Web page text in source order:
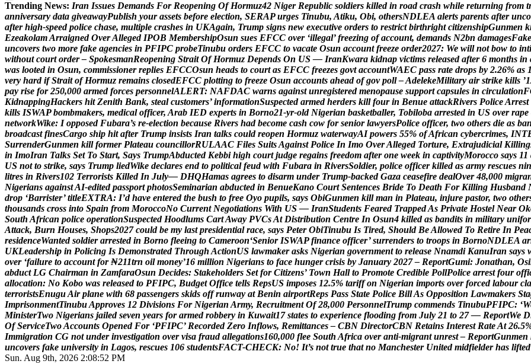
Trending News: Iran Issues Demands For Reopening Of Hormuz42 Niger Republic soldiers killed in road crash while returning from t
anniversary data giveawayPublish your assets before election, SERAP urges Tinubu, Atiku, Obi, othersNDLEA alerts parents after unco
after high-speed police chase, multiple crashes in UKAgain, Trump signs new executive orders to restrict birthright citizenshipGunmen k
EzeakolamArraigned OverAlleged IPOB MembershipOsun sues EFCC over ‘illegal’ freezing of account, demands N2bn damagesFake
uncovers two more fake agencies in PFIPC probeTinubu orders EFCC to vacate Osun account freeze order2027: We will not bow to inti
without court order – SpokesmanReopening Strait Of Hormuz Depends On US — IranKwara kidnap victims released after 6 months in
was looted in Osun, commissioner replies EFCCOsun heads to court as EFCC freezes govt accountWAEC pass rate drops by 2.26% as 1
very hard if Strait of Hormuz remains closedEFCC plotting to freeze Osun accounts ahead of gov poll –AdelekeMilitary air strike kills ’1
pay rise for 250,000 armed forces personnelALERT: NAFDAC warns against unregistered menopause support capsules in circulationF
KidnappingHackers hit Zenith Bank, steal customers’ informationSuspected armed herders kill four in Benue attackRivers PoliceArrest
kills ISWAP bombmakers, medical officer, Arab IED experts in Borno21-yr-old Nigerian basketballer, Tobiloba arrested in US over rape
networkWike: I opposed Fubara’s re-election because Rivers had become cash cow for senior lawyersPolice officer, two others die as ban
broadcast finesCargo ship hit after Trump insists Iran talks could reopen Hormuz waterwayAI powers 55% ofAfrican cybercrimes, INT
SurrenderGunmen kill former Plateau councillorRULAAC Files SuitsAgainst Police In Imo OverAlleged Torture, Extrajudicial Killing
in ImoIran Talks Set To Start, Says TrumpAbducted Kebbi high court judge regains freedom after one week in captivityMorocco says 11
US not to strike, says Trump liedWike declares end to political feud with Fubara in RiversSoldier, police officer killed as army rescues nin
litres in Rivers102 Terrorists Killed In July— DHQHamas agrees to disarm under Trump-backed Gaza ceasefire dealOver 48,000 migra
Nigerians againstAI-edited passport photosSeminarian abducted in BenueKano Court Sentences Bride To Death For Killing Husband
drop ‘Barrister’ titleEXTRA: I’d have entered the bush to free Oyo pupils, says ObiGunmen kill man in Plateau, injure pastor, two other
thousands cross into Spain from MoroccoNo Current Negotiations With US — IranStudents Feared TrappedAs Private Hostel Near Ok
South African police operationSuspected Hoodlums CartAway PVCsAt Distribution Centre In Osun4 killed as bandits in military unifor
Attack, Burn Houses, Shops2027 could be my last presidential race, says Peter ObiTinubu Is Tired, Should BeAllowed To Retire In Pea
residenceWanted soldier arrested in Borno fleeing to Cameroon‘Senior ISWAP finance officer’ surrenders to troops in BornoNDLEA ar
UKLeadership in Policing Is Demonstrated Through ActionUS lawmaker asks Nigerian government to release Nnamdi KanuIran says
over ‘failure to account for ₦211trn oil money’16 million Nigerians to face hunger crisis by January 2027 – ReportGumi: Jonathan, Osi
abduct LG Chairman in ZamfaraOsun Decides: Stakeholders Set for Citizens’ Town Hall to Promote Credible PollPolice arrest four offi
allocation: No Kobo was released to PFIPC, Budget Office tells RepsUS imposes 12.5% tariff on Nigerian imports over forced labour cla
terroristsEnuguAir plane with 68 passengers skids off runway at Benin airportReps Pass State Police BillAs Opposition Lawmakers Sta
ImprisonmentTinubuApproves 12 Divisions For Nigerian Army, Recruitment Of 28,000 PersonnelTrump commends TinubuPFIPC: ‘W
MinisterTwo Nigerians jailed seven years for armed robbery in Kuwait17 states to experience flooding from July 21 to 27 — ReportWe D
Of ServiceTwoAccounts Opened For ‘PFIPC’ Recorded Zero Inflows, Remittances – CBN DirectorCBN Retains Interest RateAt 26.5
Immigration CG not under investigation over visa fraud allegations160,000 flee South Africa over anti-migrant unrest – ReportGunmen
uncovers fake university in Lagos, rescues 106 studentsFACT-CHECK: No! It’s not true that no Manchester United midfielder has lifted
Sun. Aug 9th, 2026 2:08:53 PM